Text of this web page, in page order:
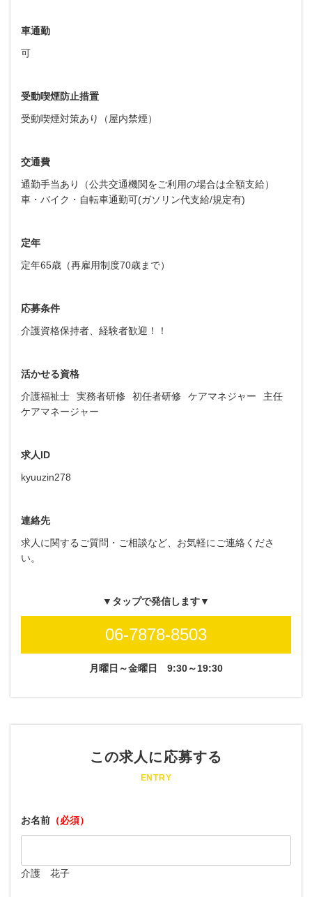
車通勤
可
受動喫煙防止措置
受動喫煙対策あり（屋内禁煙）
交通費
通勤手当あり（公共交通機関をご利用の場合は全額支給）
車・バイク・自転車通勤可(ガソリン代支給/規定有)
定年
定年65歳（再雇用制度70歳まで）
応募条件
介護資格保持者、経験者歓迎！！
活かせる資格
介護福祉士
実務者研修 初任者研修 ケアマネジャー
主任
ケアマネージャー
求人ID
kyuuzin278
連絡先
求人に関するご質問・ご相談など、お気軽にご連絡くださ
い。
▼タップで発信します▼
06-7878-8503
月曜日～金曜日 9:30～19:30
この求人に応募する
ENTRY
お名前 （必須）
介護 花子